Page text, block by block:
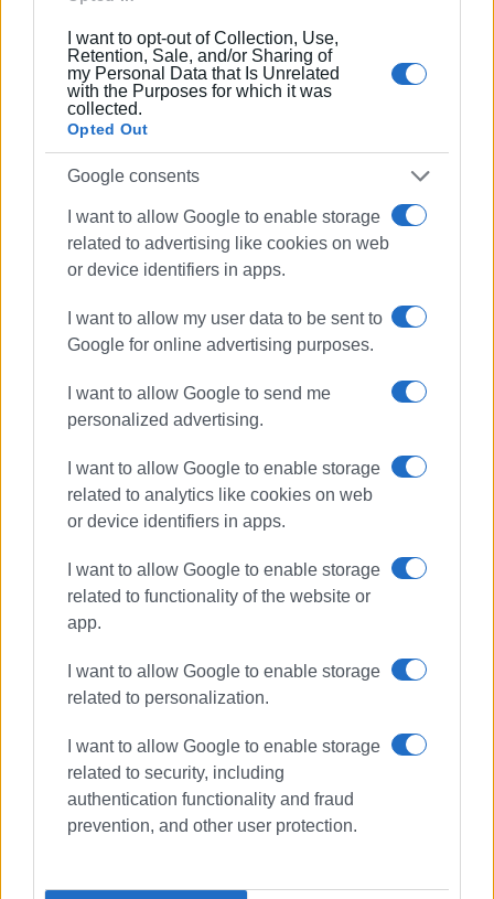
I want to opt-out of Collection, Use,
Retention, Sale, and/or Sharing of
my Personal Data that Is Unrelated
with the Purposes for which it was
collected.
Opted Out
Google consents
I want to allow Google to enable storage
related to advertising like cookies on web
or device identifiers in apps.
I want to allow my user data to be sent to
Google for online advertising purposes.
I want to allow Google to send me
personalized advertising.
I want to allow Google to enable storage
related to analytics like cookies on web
or device identifiers in apps.
I want to allow Google to enable storage
related to functionality of the website or
app.
I want to allow Google to enable storage
related to personalization.
I want to allow Google to enable storage
related to security, including
authentication functionality and fraud
prevention, and other user protection.
Ακολουθήστε το enimerosi στο
Συνδρομητές στο e-paper